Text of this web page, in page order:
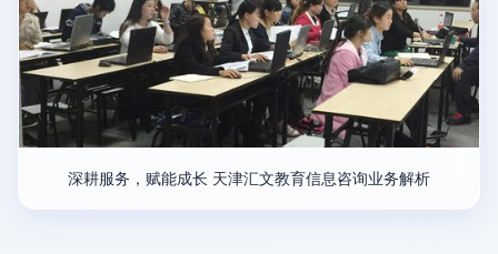
深耕服务，赋能成长 天津汇文教育信息咨询业务解析